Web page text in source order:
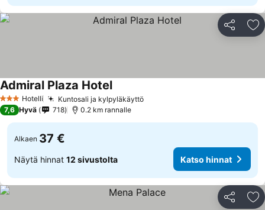
Jaa
3 Tähtiluokitus
Hotelli Kuntosali ja kylpyläkäyttö
Admiral Plaza Hotel
7,6 Hyvä 718 0.2 km rannalle
Alkaen 37 €
Näytä hinnat 12 sivustolta Katso hinnat
Jaa